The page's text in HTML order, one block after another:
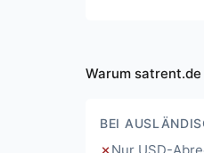
Warum
BEI